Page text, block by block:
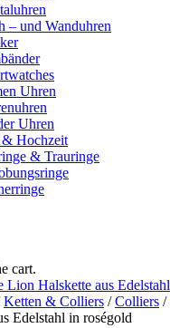
– und Wanduhren
Uhren
Uhren
Hochzeit
& Trauringe
cart.
Lion Halskette aus
Ketten & Colliers /Colliers /
Edelstahl in roségold